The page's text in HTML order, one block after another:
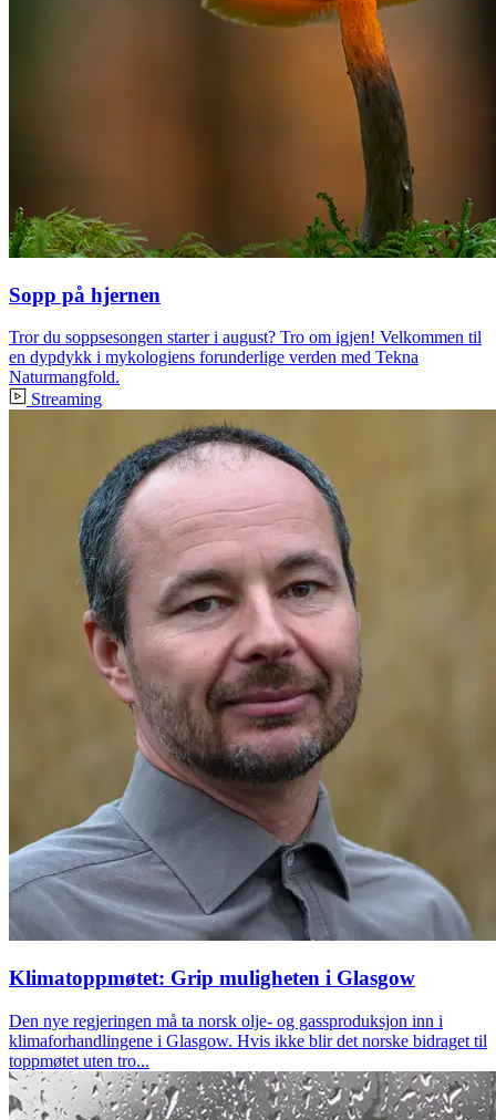
Sopp på hjernen
Tror du soppsesongen starter i august? Tro om igjen! Velkommen til
en dypdykk i mykologiens forunderlige verden med Tekna
Naturmangfold.
Streaming
Klimatoppmøtet: Grip muligheten i Glasgow
Den nye regjeringen må ta norsk olje- og gassproduksjon inn i
klimaforhandlingene i Glasgow. Hvis ikke blir det norske bidraget til
toppmøtet uten tro...